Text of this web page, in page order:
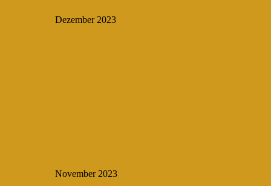
Dezember 2023
November 2023